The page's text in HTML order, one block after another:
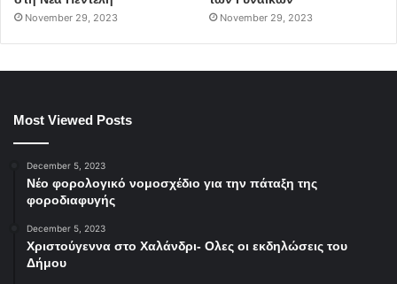
November 29, 2023 November 29, 2023
Most Viewed Posts
December 5, 2023
Νέο φορολογικό νομοσχέδιο για την πάταξη της
φοροδιαφυγής
December 5, 2023
Χριστούγεννα στο Χαλάνδρι- Ολες οι εκδηλώσεις του
Δήμου